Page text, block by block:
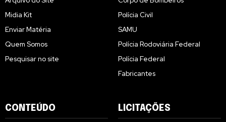
Midia Kit
Enviar Matéria
Quem Somos
Pesquisar no site
Polícia Civil
SAMU
Polícia Rodoviária Federal
Polícia Federal
Fabricantes
CONTEÚDO LICITAÇÕES